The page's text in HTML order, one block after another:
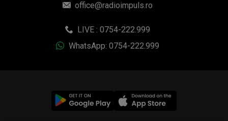
office@radioimpuls.ro
LIVE : 0754-222.999
WhatsApp: 0754-222.999